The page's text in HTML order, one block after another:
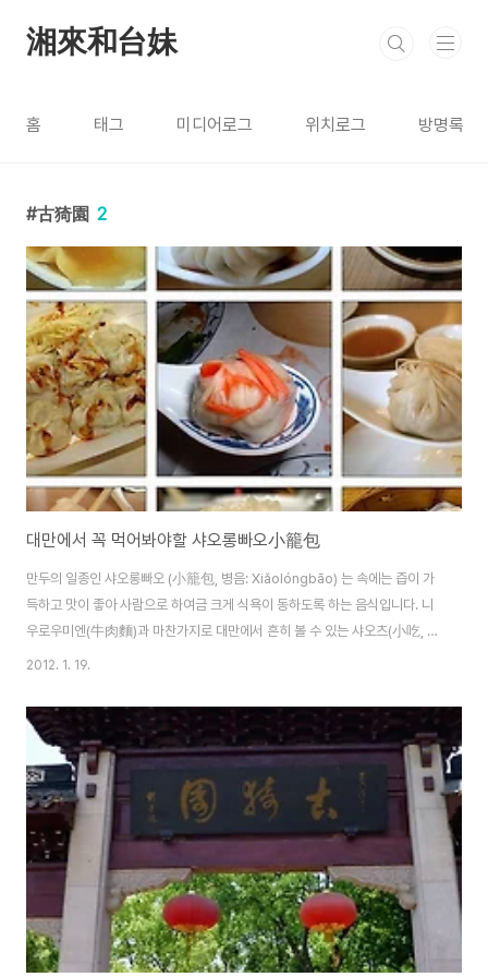
湘來和台妹
홈 태그 미디어로그 위치로그 방명록
古猗園 2
대만에서 꼭 먹어봐야할 샤오롱빠오小籠包
만두의 일종인 샤오롱빠오 (小籠包, 병음: Xiǎolóngbāo) 는 속에는 즙이 가
득하고 맛이 좋아 사람으로 하여금 크게 식욕이 동하도록 하는 음식입니다. 니
우로우미엔(牛肉麵)과 마찬가지로 대만에서 흔히 볼 수 있는 샤오츠(小吃, 간
단한 먹거리)로서 대만에 오는 외국 관광객들이 꼭 들려서 먹는 음식 중 하나입
한 왕로우(王樓)란 요릿집에서 만든 「산똥메이화빠오즈(山洞梅花包子)」에
서 유래한다고 합니다. 샤오롱바오의 기원은 청나라 동치 10년 1871년에 중국
의 嘉定縣 南翔鎮(현 상하이시 지아딩구 난샹쩐 )의 음식점 「고의원」(古猗
園)의 점주 황명현이 당시 유행하던 돼지고기를 넣은 만두를 개량해 「남상대육
만두」(南翔大肉饅頭)를 팔기..
2012. 1. 19.